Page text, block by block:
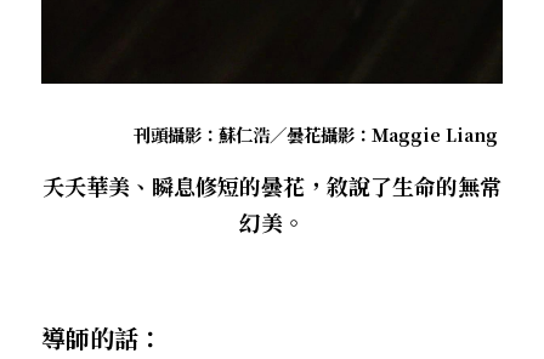
刊頭攝影：蘇仁浩／曇花攝影：Ｍaggie Liang
夭夭華美、瞬息修短的曇花，敘說了生命的無常
幻美。
導師的話：